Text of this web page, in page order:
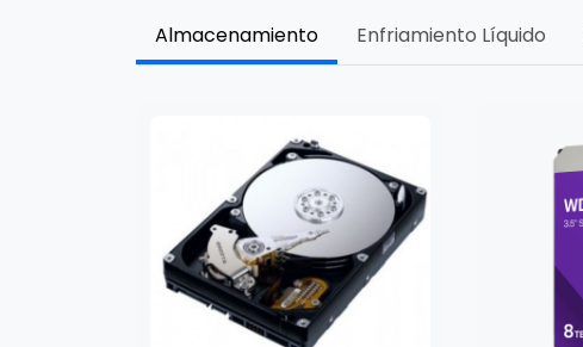
Almacenamiento Enfriamiento Líquido